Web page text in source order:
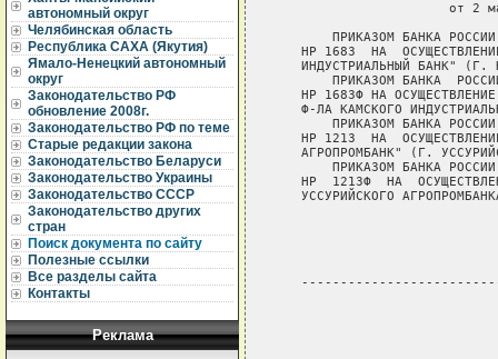
автономный округ
Челябинская область
Республика САХА (Якутия)
Ямало-Ненецкий автономный
округ
Законодательство РФ
обновление 2008г.
Законодательство РФ по теме
Старые редакции закона
Законодательство Беларуси
Законодательство Украины
Законодательство СССР
Законодательство других
стран
Поиск документа по сайту
Полезные ссылки
Все разделы сайта
Контакты
Реклама
от 2
ПРИКАЗОМ БАНКА
НР 1683  НА
ИНДУСТРИАЛЬНЫЙ БАНК" (Г.
ПРИКАЗОМ БАНКА
НР 1683Ф НА
Ф-ЛА КАМСКОГО
ПРИКАЗОМ БАНКА
НР 1213  НА
АГРОПРОМБАНК" (Г.
ПРИКАЗОМ БАНКА
НР  1213Ф  НА
УССУРИЙСКОГО